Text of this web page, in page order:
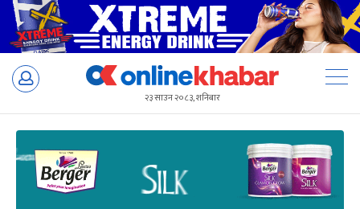
Skip
२३ साउन २०८३, शनिबार